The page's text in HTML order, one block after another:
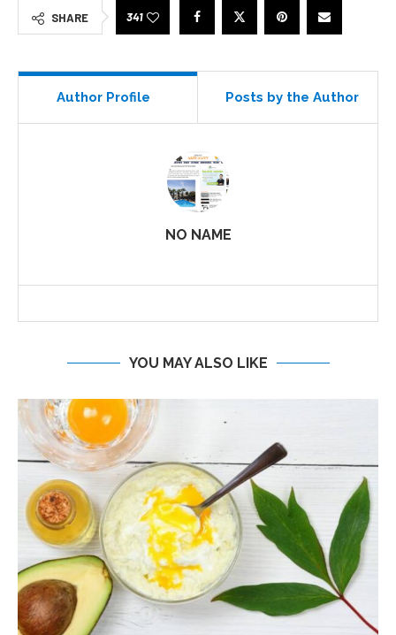
SHARE 341
Author Profile Posts by the Author
NO NAME
YOU MAY ALSO LIKE